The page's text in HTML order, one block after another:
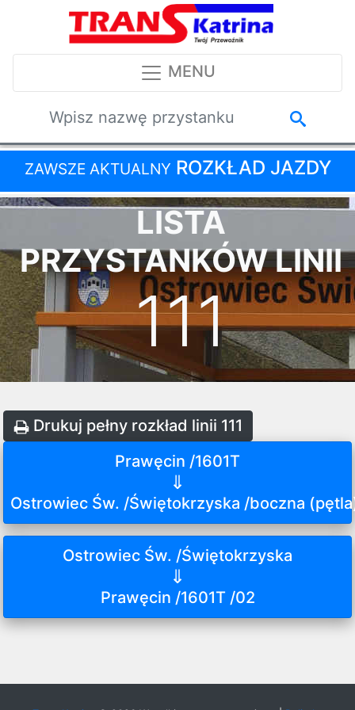
MENU
ZAWSZE AKTUALNY ROZKŁAD JAZDY
LISTA
PRZYSTANKÓW LINII
111
Drukuj pełny rozkład linii 111
Prawęcin /1601T
⇓
Ostrowiec Św. /Świętokrzyska /boczna
Ostrowiec Św. /Świętokrzyska
⇓
Prawęcin /1601T /02